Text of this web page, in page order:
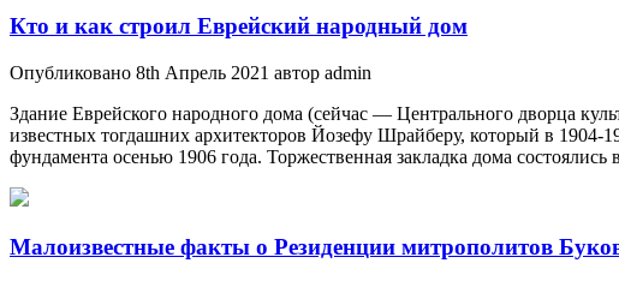
Кто и как строил Еврейский народный дом
Опубликовано 8th Апрель 2021 автор admin
Здание Еврейского народного дома (сейчас — Центрального дворца
известных тогдашних архитекторов Йозефу Шрайберу, который в 1904-
фундамента осенью 1906 года. Торжественная закладка дома
Малоизвестные факты о Резиденции митрополитов